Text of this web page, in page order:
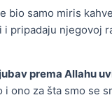
bio samo miris
pripadaju njegovoj
prema Allahu
i ono za šta smo se